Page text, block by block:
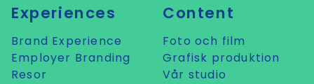
Experiences
Brand Experience
Employer Branding
Resor
Content
Foto och film
Grafisk produktion
Vår studio